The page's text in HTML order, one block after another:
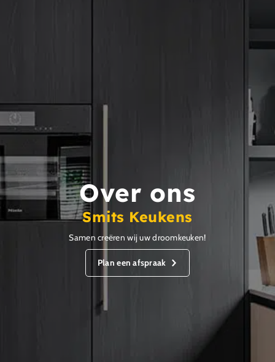
Over ons
Smits Keukens
Samen creëren wij uw droomkeuken!
Plan een afspraak